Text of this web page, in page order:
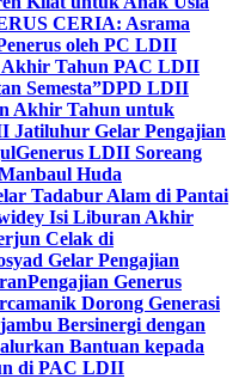
CERIA: Asrama
oleh PC LDII
Akhir Tahun PAC LDII
Semesta”DPD LDII
Akhir Tahun untuk
Jatiluhur Gelar Pengajian
Generus LDII Soreang
Huda
Tadabur Alam di Pantai
Isi Liburan Akhir
Celak di
Gelar Pengajian
Pengajian Generus
Dorong Generasi
Bersinergi dengan
Bantuan kepada
di PAC LDII